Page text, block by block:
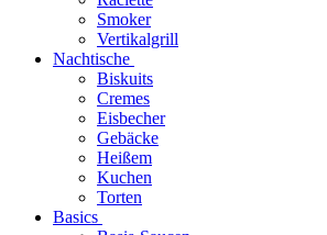
Smoker
Vertikalgrill
Nachtische
Biskuits
Cremes
Eisbecher
Gebäcke
Heißem
Kuchen
Torten
Basics